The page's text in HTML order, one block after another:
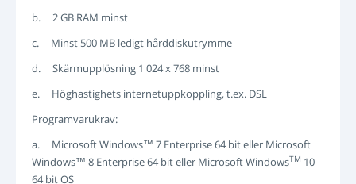
b. 2 GB RAM minst
c. Minst 500 MB ledigt hårddiskutrymme
d. Skärmupplösning 1 024 x 768 minst
e. Höghastighets internetuppkoppling, t.ex. DSL
Programvarukrav:
a. Microsoft Windows™ 7 Enterprise 64 bit eller Microsoft
Windows™ 8 Enterprise 64 bit eller Microsoft WindowsTM 10
64 bit OS